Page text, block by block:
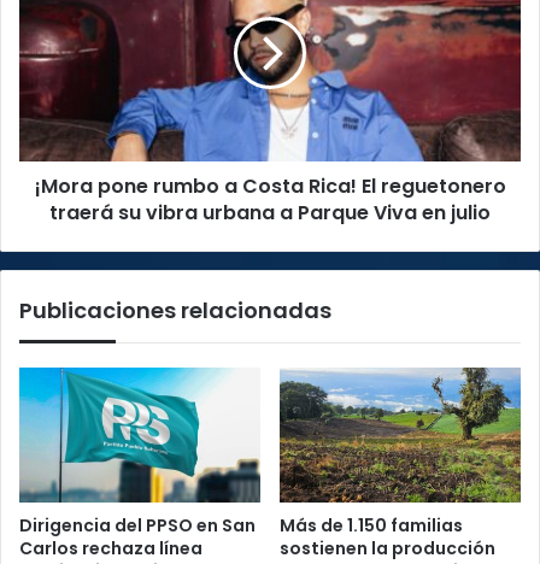
este
martes
Costa
Rica!
reguetonero
traerá
vibra
Viva
¡Mora pone rumbo a Costa Rica! El reguetonero
traerá su vibra urbana a Parque Viva en julio
Publicaciones relacionadas
Dirigencia del PPSO en San
Carlos rechaza línea
Más de 1.150 familias
sostienen la producción